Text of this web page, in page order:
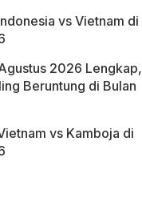
vs Vietnam di
2026 Lengkap,
Beruntung di Bulan
vs Kamboja di